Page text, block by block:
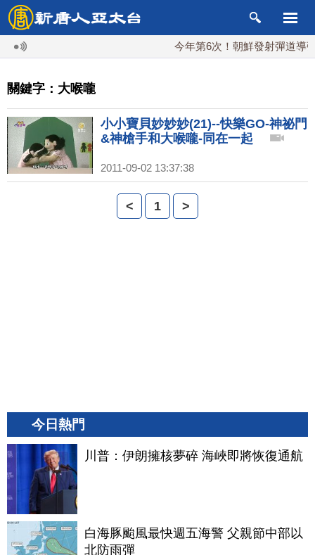
今年第6次！朝鮮發射彈道導彈
關鍵字：大喉嚨
小小寶貝妙妙妙(21)--快樂GO-神祕門
&神槍手和大喉嚨-同在一起
2011-09-02 13:37:38
< 1 >
今日熱門
川普：伊朗擁核夢碎 海峽即將恢復通航
白海豚颱風最快週五海警 父親節中部以
北防雨彈